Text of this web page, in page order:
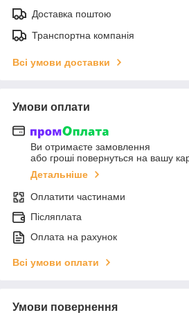
Доставка поштою
Транспортна компанія
Всі умови доставки
Умови оплати
Ви отримаєте замовлення
або гроші повернуться на вашу
Детальніше
Оплатити частинами
Післяплата
Оплата на рахунок
Всі умови оплати
Умови повернення